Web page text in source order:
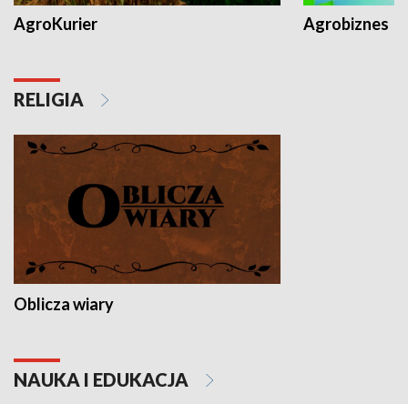
AgroKurier Agrobiznes
RELIGIA
Oblicza wiary
NAUKA I EDUKACJA